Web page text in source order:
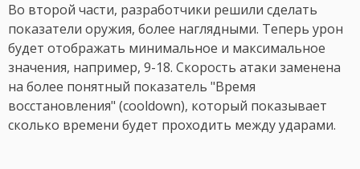
Во второй части, разработчики решили сделать
показатели оружия, более наглядными. Теперь урон
будет отображать минимальное и максимальное
значения, например, 9-18. Скорость атаки заменена
на более понятный показатель "Время
восстановления" (cooldown), который показывает
сколько времени будет проходить между ударами.